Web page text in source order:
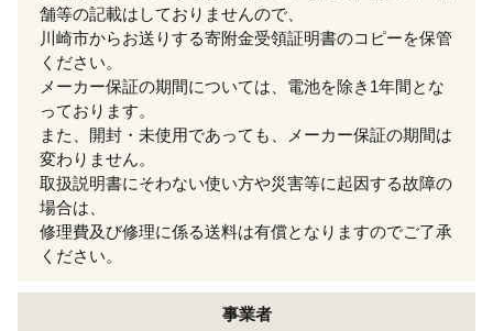
舗等の記載はしておりませんので、
川崎市からお送りする寄附金受領証明書のコピーを保管
ください。
メーカー保証の期間については、電池を除き1年間とな
っております。
また、開封・未使用であっても、メーカー保証の期間は
変わりません。
取扱説明書にそわない使い方や災害等に起因する故障の
場合は、
修理費及び修理に係る送料は有償となりますのでご了承
ください。
事業者